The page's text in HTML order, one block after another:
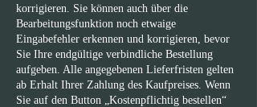
korrigieren. Sie können auch über die
Bearbeitungsfunktion noch etwaige
Eingabefehler erkennen und korrigieren, bevor
Sie Ihre endgültige verbindliche Bestellung
aufgeben. Alle angegebenen Lieferfristen gelten
ab Erhalt Ihrer Zahlung des Kaufpreises. Wenn
Sie auf den Button „Kostenpflichtig bestellen“